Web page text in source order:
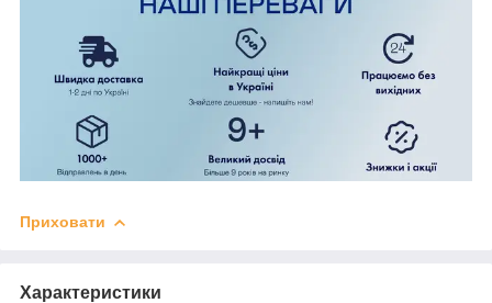
Приховати
Характеристики